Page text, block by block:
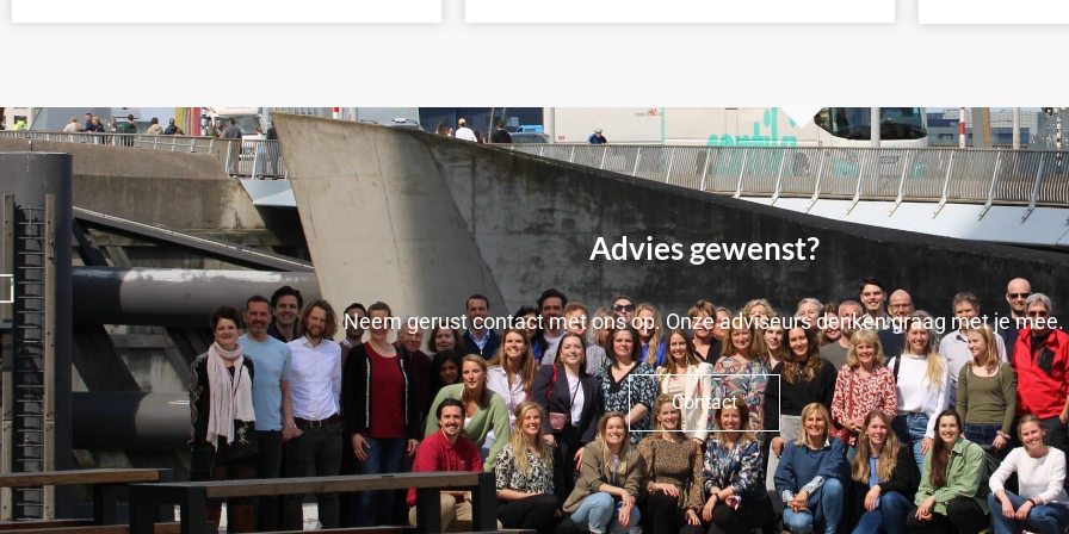
Advies gewenst?
Neem gerust contact met ons op. Onze adviseurs denken graag met je mee.
Contact